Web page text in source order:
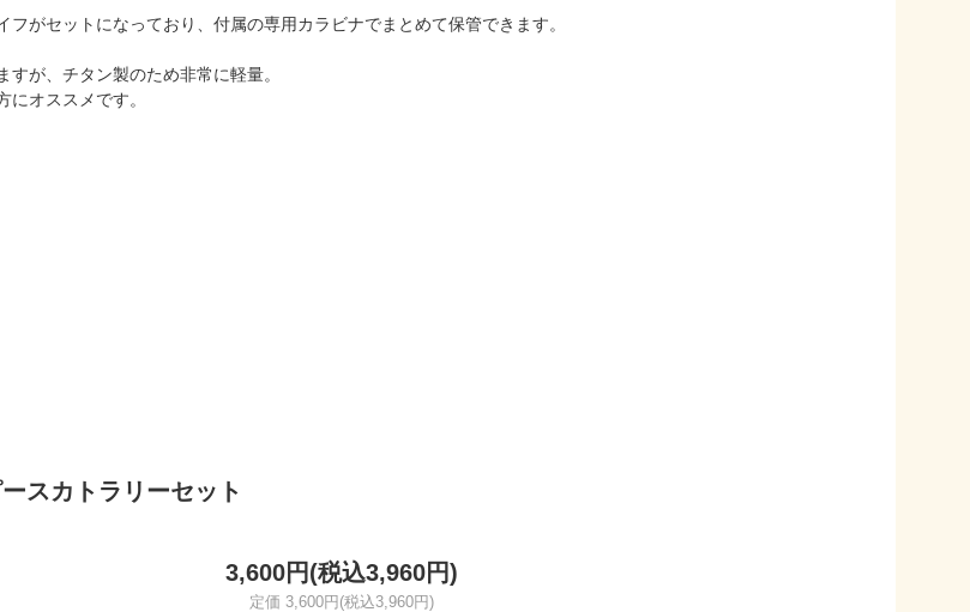
フがセットになっており、付属の専用カラビナでまとめて保管できます。
すが、チタン製のため非常に軽量。
にオススメです。
スカトラリーセット
3,600円(税込3,960円)
定価 3,600円(税込3,960円)